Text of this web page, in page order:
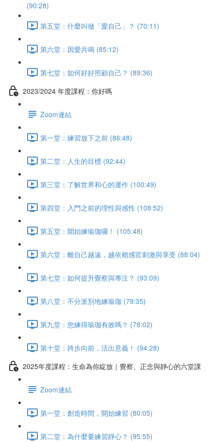
(90:28)
第五堂：什麼叫做「愛自己」？ (70:11)
第六堂：因愛共鳴 (85:12)
第七堂：如何好好照顧自己？ (89:36)
2023/2024 年度課程：你好嗎
Zoom連結
第一堂：練習放下之前 (86:48)
第二堂：人生的目標 (92:44)
第三堂：了解世界和心的運作 (100:49)
第四堂：入門之前的理性與感性 (108:52)
第五堂：開始練瑜珈囉！ (105:48)
第六堂：離自己越遠，越依賴感官刺激與享受 (88:04)
第七堂：如何提升覺察與專注？ (93:09)
第八堂：不分派別地練瑜珈 (79:35)
第九堂：您練得瑜珈有效嗎？ (78:02)
第十堂：跨步向前，活出意義！ (94:28)
2025年度課程：生命為你綻放｜覺察、正念與靜心的六堂課
Zoom連結
第一堂：創造時間，開始練習 (80:05)
第二堂：為什麼要練習靜心？ (95:55)